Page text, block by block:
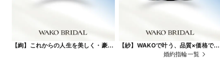
【絢】これからの人生を美しく・豪華
【紗】WAKOで叶う、品質×価格で納
婚約指輪一覧